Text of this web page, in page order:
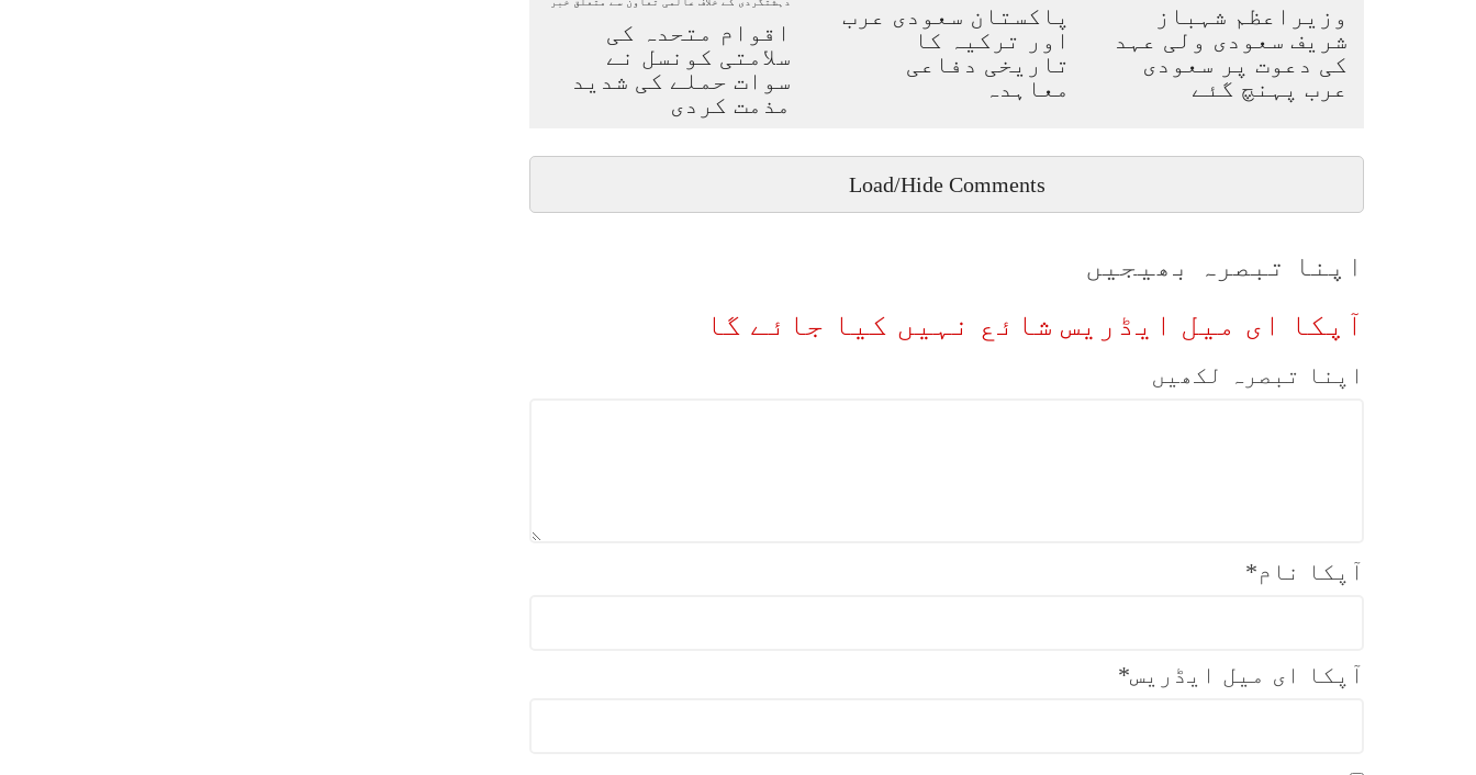
اقوام متحدہ کی
سلامتی کونسل نے
سوات حملے کی شدید
مذمت کردی
پاکستان سعودی عرب
اور ترکیہ کا
تاریخی دفاعی
معاہدہ
وزیراعظم شہباز
شریف سعودی ولی عہد
کی دعوت پر سعودی
عرب پہنچ گئے
Load/Hide Comments
اپنا تبصرہ بھیجیں
آپکا ای میل ایڈریس شائع نہیں کیا جائے گا
اپنا تبصرہ لکھیں
آپکا نام*
آپکا ای میل ایڈریس*